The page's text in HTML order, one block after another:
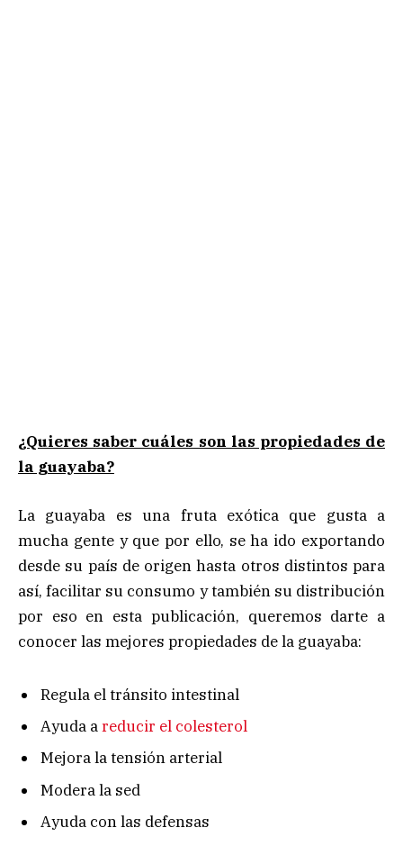
¿Quieres saber cuáles son las propiedades de
la guayaba?
La guayaba es una fruta exótica que gusta a
mucha gente y que por ello, se ha ido exportando
desde su país de origen hasta otros distintos para
así, facilitar su consumo y también su distribución
por eso en esta publicación, queremos darte a
conocer las mejores propiedades de la guayaba:
Regula el tránsito intestinal
Ayuda areducir el colesterol
Mejora la tensión arterial
Modera la sed
Ayuda con las defensas